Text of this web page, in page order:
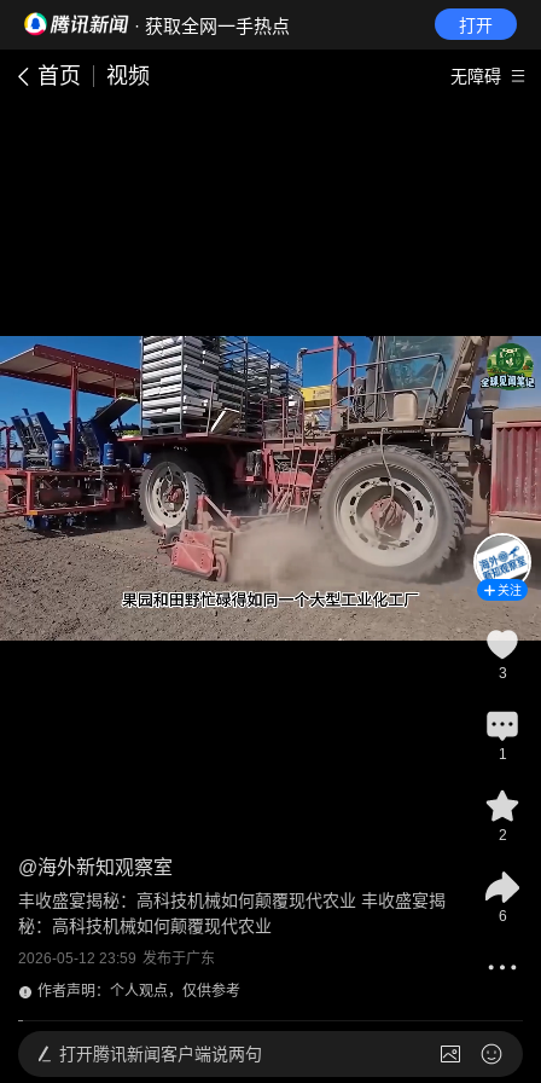
· 获取全网一手热点 打开
首页 视频 无障碍
@海外新知观察室
丰收盛宴揭秘：高科技机械如何颠覆现代农业 丰收盛宴揭
秘：高科技机械如何颠覆现代农业
2026-05-12 23:59 发布于广东
作者声明：个人观点，仅供参考
关注
3
1
2
6
打开腾讯新闻客户端说两句